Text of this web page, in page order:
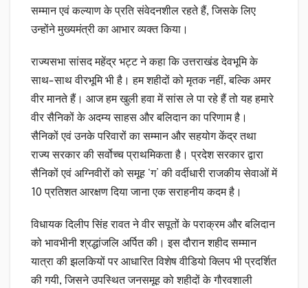
सम्मान एवं कल्याण के प्रति संवेदनशील रहते हैं, जिसके लिए
उन्होंने मुख्यमंत्री का आभार व्यक्त किया।
राज्यसभा सांसद महेंद्र भट्ट ने कहा कि उत्तराखंड देवभूमि के
साथ-साथ वीरभूमि भी है। हम शहीदों को मृतक नहीं, बल्कि अमर
वीर मानते हैं। आज हम खुली हवा में सांस ले पा रहे हैं तो यह हमारे
वीर सैनिकों के अदम्य साहस और बलिदान का परिणाम है।
सैनिकों एवं उनके परिवारों का सम्मान और सहयोग केंद्र तथा
राज्य सरकार की सर्वोच्च प्राथमिकता है। प्रदेश सरकार द्वारा
सैनिकों एवं अग्निवीरों को समूह ‘ग’ की वर्दीधारी राजकीय सेवाओं में
10 प्रतिशत आरक्षण दिया जाना एक सराहनीय कदम है।
विधायक दिलीप सिंह रावत ने वीर सपूतों के पराक्रम और बलिदान
को भावभीनी श्रद्धांजलि अर्पित की। इस दौरान शहीद सम्मान
यात्रा की झलकियों पर आधारित विशेष वीडियो क्लिप भी प्रदर्शित
की गयी, जिसने उपस्थित जनसमूह को शहीदों के गौरवशाली